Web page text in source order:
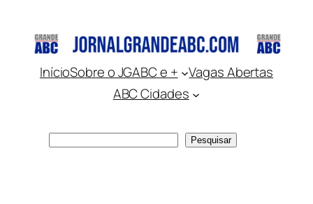
conteúdo
InícioSobre o JGABC e +
Vagas Abertas
ABC Cidades
Pesquisar